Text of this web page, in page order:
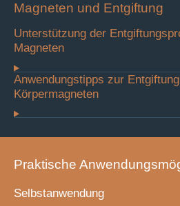
Magneten und Entgiftung
Unterstützung der
Magneten
Anwendungstipps zur
Körpermagneten
Praktische
Selbstanwendung